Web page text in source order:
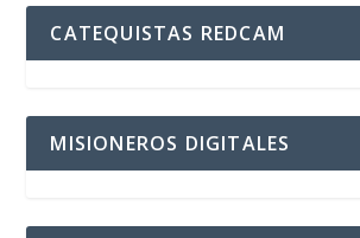
CATEQUISTAS REDCAM
MISIONEROS DIGITALES